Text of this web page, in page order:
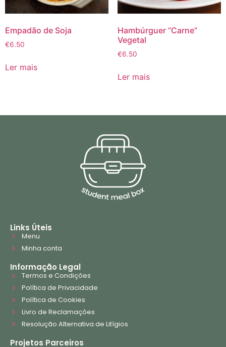
Empadão de Soja
€6.50
Ler mais
Hambúrguer “Carne”
Vegetal
€6.50
Ler mais
Links Úteis
Menu
Minha conta
Informação Legal
Termos e Condições
Política de Privacidade
Política de Cookies
Livro de Reclamações
Resolução Alternativa de Litígios
Projetos Parceiros